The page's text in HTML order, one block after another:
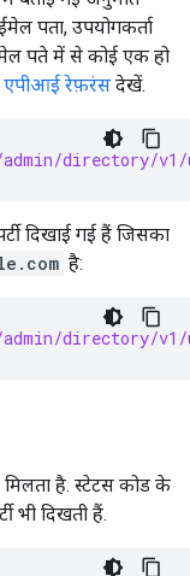
पता, उपयोगकर्ता
पते में से कोई एक हो
एपीआई रेफ़रंस देखें.
admin/directory/
दिखाई गई हैं जिसका
है:
directory/v1/
मिलता है. स्टेटस कोड के
भी दिखती हैं.